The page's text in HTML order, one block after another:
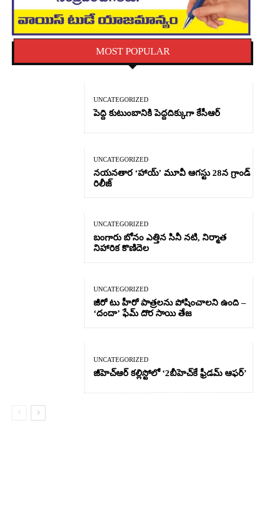
MOST POPULAR
UNCATEGORIZED
పెద్ది కుటుంబానికి పెద్దదిక్కుగా కేసీఆర్
UNCATEGORIZED
నయనతార ‘హాయ్’ మూవీ ఆగస్టు 28న గ్రాండ్
రిలీజ్
UNCATEGORIZED
బంగారు బోనం ఎత్తిన సినీ నటి, నిర్మాత
నిహారిక కొణిదెల
UNCATEGORIZED
జీరో టు హీరో పాత్రలను పోషించాలని ఉంది –
‘దందా’ ఫేమ్ దొర సాయి తేజ
UNCATEGORIZED
జీహెచ్ఆర్‌ కల్లిస్టోలో ‘2బీహెచ్‌కే ఫ్రీడమ్ ఆఫర్’